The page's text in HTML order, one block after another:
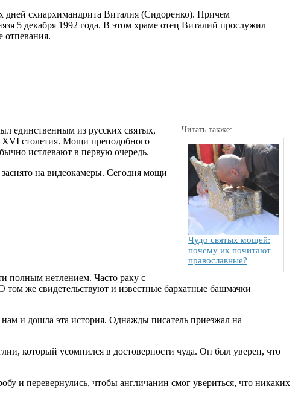
дней схиархимандрита Виталия (Сидоренко). Причем
5 декабря 1992 года. В этом храме отец Виталий прослужил
отпевания.
Читать также:
Чудо святых мощей:
почему их почитают
православные?
единственным из русских святых,
XVI столетия. Мощи преподобного
истлевают в первую очередь.
на видеокамеры. Сегодня мощи
полным нетлением. Часто раку с
том же свидетельствуют и известные бархатные башмачки
и дошла эта история. Однажды писатель приезжал на
который усомнился в достоверности чуда. Он был уверен, что
и перевернулись, чтобы англичанин смог увериться, что никаких